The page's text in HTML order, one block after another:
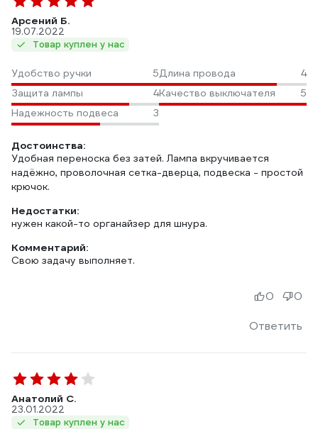
Арсений Б.
19.07.2022
Товар куплен у нас
Удобство ручки 5Длина провода
4
Защита лампы
4Качество выключателя
5
Надежность подвеса
3
Достоинства:
Удобная переноска без затей. Лампа вкручивается
надёжно, проволочная сетка-дверца, подвеска - простой
крючок.
Недостатки:
нужен какой-то органайзер для шнура.
Комментарий:
Свою задачу выполняет.
Ответить
0 0
Анатолий С.
23.01.2022
Товар куплен у нас